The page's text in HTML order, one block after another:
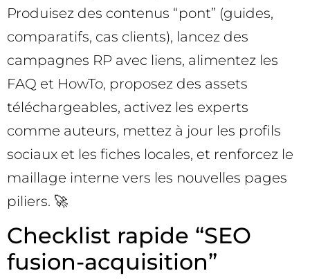
Produisez des contenus “pont” (guides,
comparatifs, cas clients), lancez des
campagnes RP avec liens, alimentez les
FAQ et HowTo, proposez des assets
téléchargeables, activez les experts
comme auteurs, mettez à jour les profils
sociaux et les fiches locales, et renforcez le
maillage interne vers les nouvelles pages
piliers. 🚀
Checklist rapide “SEO
fusion-acquisition”